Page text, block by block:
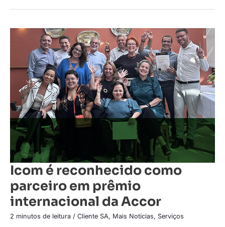
Icom é reconhecido como
parceiro em prêmio
internacional da Accor
2 minutos de leitura / Cliente SA, Mais Notícias, Serviços
Icom
é
reconhecido
como
parceiro
em
prêmio
internacional
da
Accor